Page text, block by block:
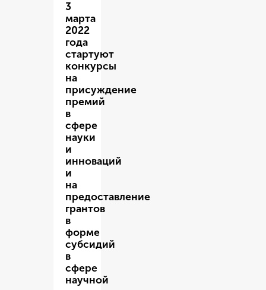
3
марта
2022
года
стартуют
конкурсы
на
присуждение
премий
в
сфере
науки
и
инноваций
и
на
предоставление
грантов
в
форме
субсидий
в
сфере
научной